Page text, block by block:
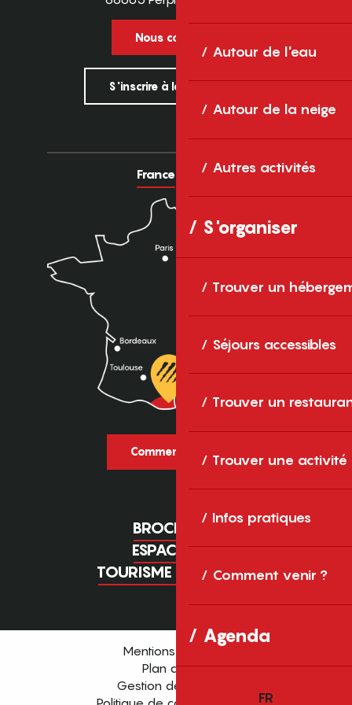
Autour de l'eau
Autour de la neige
Autres activités
S'organiser
Trouver un
Séjours accessibles
Trouver un
Trouver une activité
Infos pratiques
Comment venir ?
Agenda
FR
Nous contacter
S'inscrire à la newsletter
France Europe
Comment venir ?
BROCHURES
ESPACE PRO
TOURISME D'AFFAIRES
Mentions légales
Plan du site
Gestion des cookies